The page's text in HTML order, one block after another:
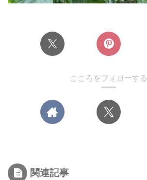
こころをフォローする
関連記事